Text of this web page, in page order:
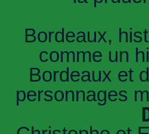
Bordeaux,
comme un
Bordeaux et
personnages